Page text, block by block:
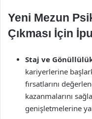
Yeni Mezun
Çıkması İçin
Staj ve
kariyerlerine
fırsatlarını
kazanmalarını
genişletmelerine